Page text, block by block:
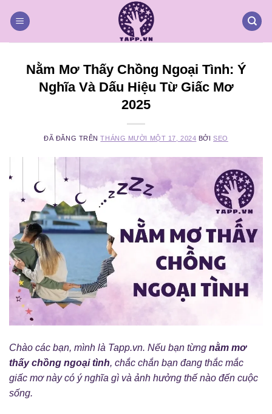
đến
Nằm Mơ Thấy Chồng Ngoại Tình: Ý
Nghĩa Và Dấu Hiệu Từ Giấc Mơ
2025
ĐÃ ĐĂNG TRÊNTHÁNG MƯỜI MỘT 17, 2024 BỞISEO
Chào các bạn, mình là Tapp.vn. Nếu bạn từng nằm mơ
thấy chồng ngoại tình, chắc chắn bạn đang thắc mắc
giấc mơ này có ý nghĩa gì và ảnh hưởng thế nào đến cuộc
sống.